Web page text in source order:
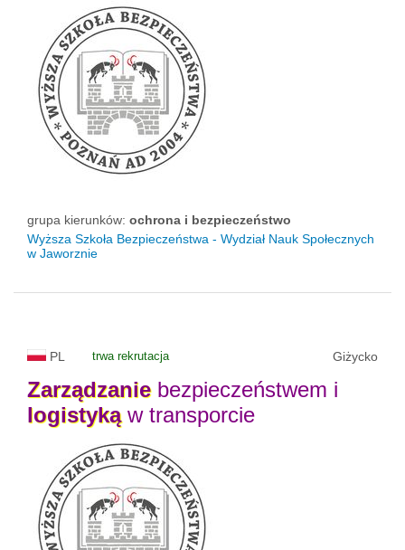
grupa kierunków: ochrona i bezpieczeństwo
Wyższa Szkoła Bezpieczeństwa - Wydział Nauk Społecznych
w Jaworznie
PL trwa rekrutacja Giżycko
Zarządzaniebezpieczeństwem i
logistykąw transporcie